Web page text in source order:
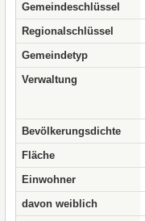
Gemeindeschlüssel
Regionalschlüssel
Gemeindetyp
Verwaltung
Bevölkerungsdichte
Fläche
Einwohner
davon weiblich